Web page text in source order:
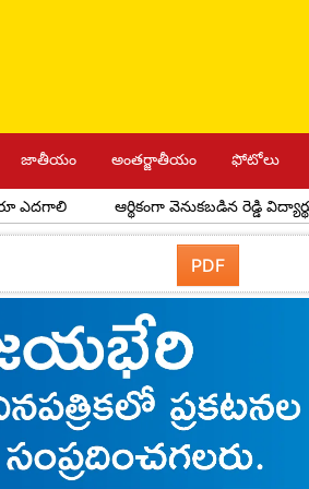
జాతీయం అంతర్జాతీయం ఫోటోలు
ఆర్థికంగా వెనుకబడిన రెడ్డి విద్యార్థులకు
PDF